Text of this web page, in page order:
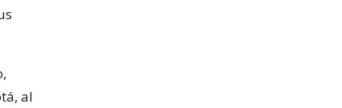
al